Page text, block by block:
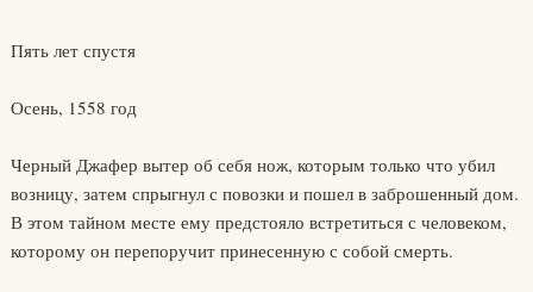
Пять лет спустя
Осень, 1558 год
Черный Джафер вытер об себя нож, которым только что убил
возницу, затем спрыгнул с повозки и пошел в заброшенный дом.
В этом тайном месте ему предстояло встретиться с человеком,
которому он перепоручит принесенную с собой смерть.